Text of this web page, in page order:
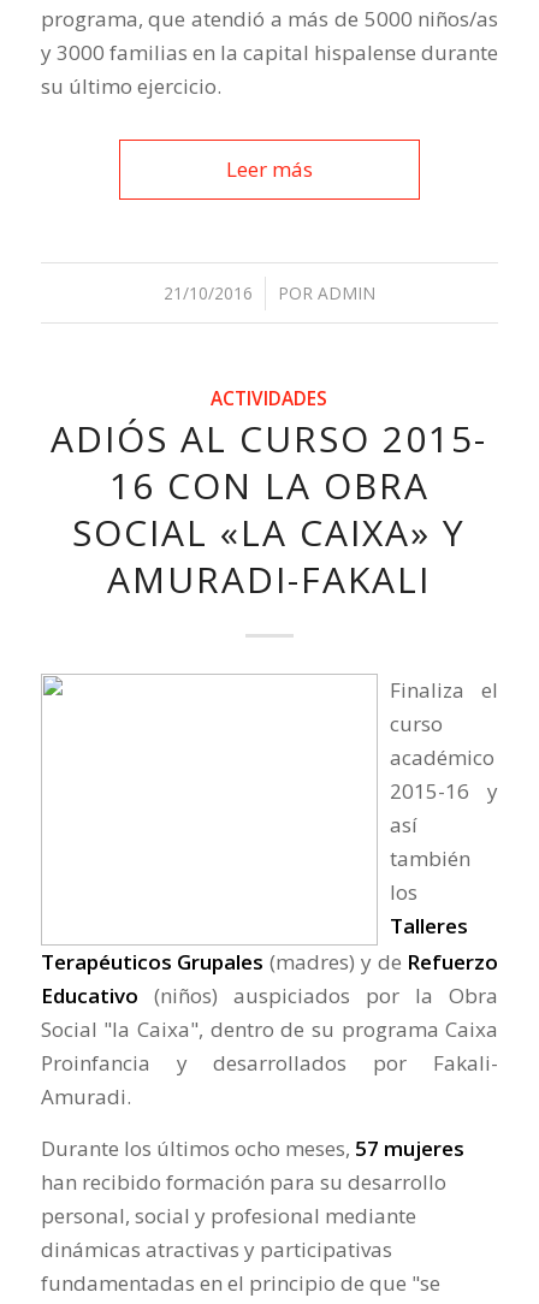
programa, que atendió a más de 5000 niños/as
y 3000 familias en la capital hispalense durante
su último ejercicio.
Leer más
21/10/2016
/ POR ADMIN
ACTIVIDADES
ADIÓS AL CURSO 2015-
16 CON LA OBRA
SOCIAL «LA CAIXA» Y
AMURADI-FAKALI
Finaliza el
curso
académico
2015-16 y
así
también
los
Talleres
Terapéuticos Grupales (madres) y de Refuerzo
Educativo (niños) auspiciados por la Obra
Social "la Caixa", dentro de su programa Caixa
Proinfancia y desarrollados por Fakali-
Amuradi.
Durante los últimos ocho meses, 57 mujeres
han recibido formación para su desarrollo
personal, social y profesional mediante
dinámicas atractivas y participativas
fundamentadas en el principio de que "se